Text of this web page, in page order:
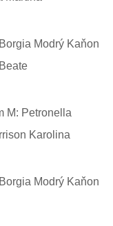
Borgia Modrý Kaňon
Beate
M: Petronella
Karolina
Borgia Modrý Kaňon